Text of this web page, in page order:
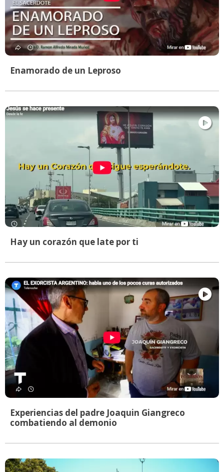
Enamorado de un Leproso
Hay un corazón que late por ti
Experiencias del padre Joaquin Giangreco
combatiendo al demonio